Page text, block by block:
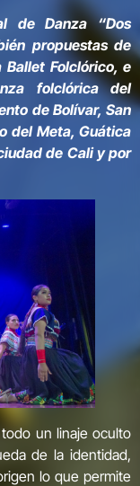
de Danza “Dos
propuestas de
Ballet Folclórico, e
folclórica del
de Bolívar, San
del Meta, Guática
de Cali y por
un linaje oculto
de la identidad,
lo que permite